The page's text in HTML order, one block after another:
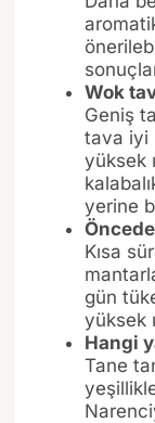
Wok
Geniş
tava iyi
yüksek
yerine
Kısa
gün
yüksek
Hangi
Tane